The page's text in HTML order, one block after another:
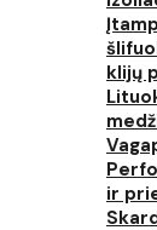
klijų
ir